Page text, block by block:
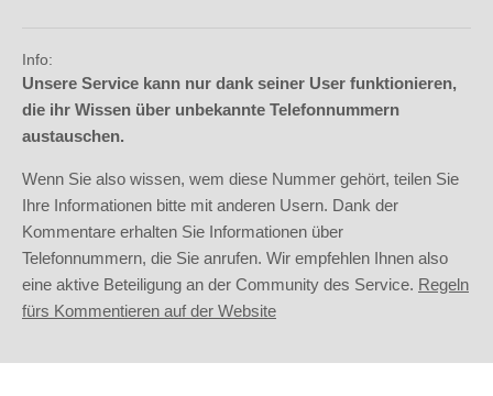
Info:
Unsere Service kann nur dank seiner User funktionieren,
die ihr Wissen über unbekannte Telefonnummern
austauschen.
Wenn Sie also wissen, wem diese Nummer gehört, teilen Sie
Ihre Informationen bitte mit anderen Usern. Dank der
Kommentare erhalten Sie Informationen über
Telefonnummern, die Sie anrufen. Wir empfehlen Ihnen also
eine aktive Beteiligung an der Community des Service. Regeln
fürs Kommentieren auf der Website